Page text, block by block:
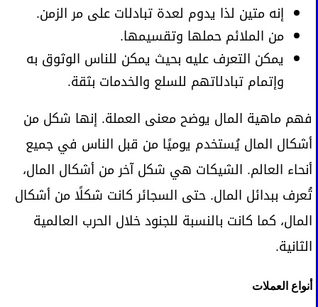
إنه متين لذا يدوم لعدة تبادلات على مر الزمن.
من الملائم حملها وتقسيمها.
يمكن التعرف عليه بحيث يمكن للناس الوثوق به
وإتمام تبادلاتهم للسلع والخدمات بثقة.
فهم ماهية المال يوضح معنى العملة. إنها شكل من
أشكال المال يُستخدم يوميًا من قبل الناس في جميع
أنحاء العالم. الشيكات هي شكل آخر من أشكال المال،
تُعرف ببدائل المال. حتى السجائر كانت شكلًا من أشكال
المال، كما كانت بالنسبة للجنود خلال الحرب العالمية
الثانية.
أنواع العملات